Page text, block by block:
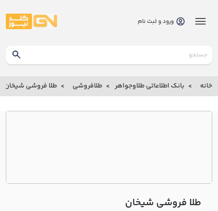
بانک
بانک
اطلاعاتی
درباره
ورود و ثبت نام
خانه بانک اطلاعاتی طلاوجواهر طلافروشی طلا فروشی شيخان
طلا فروشی شيخان